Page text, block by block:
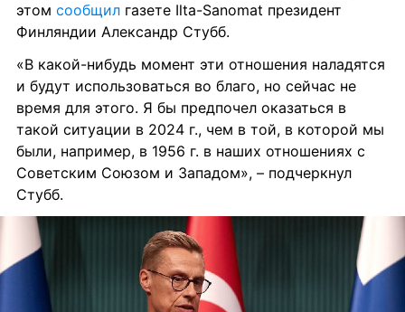
этом сообщил газете Ilta-Sanomat президент
Финляндии Александр Стубб.
«В какой-нибудь момент эти отношения наладятся
и будут использоваться во благо, но сейчас не
время для этого. Я бы предпочел оказаться в
такой ситуации в 2024 г., чем в той, в которой мы
были, например, в 1956 г. в наших отношениях с
Советским Союзом и Западом», – подчеркнул
Стубб.